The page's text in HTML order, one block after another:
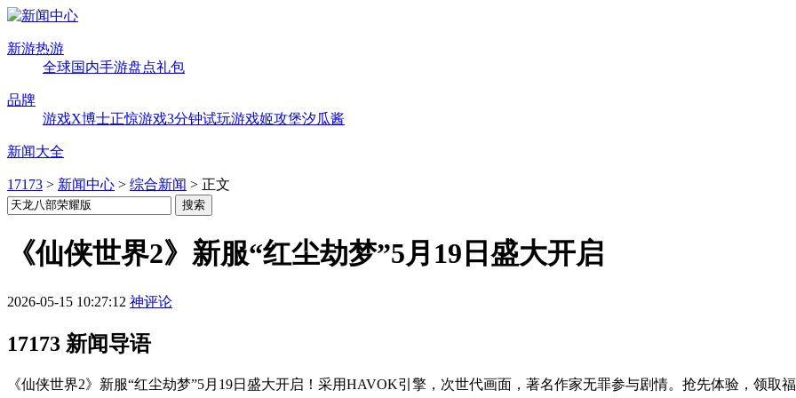
新游热游
全球国内手游盘点礼包
品牌
游戏X博士正惊游戏3分钟试玩游戏姬攻堡汐瓜酱
新闻大全
17173 > 新闻中心 > 综合新闻 > 正文
《仙侠世界2》新服“红尘劫梦”5月19日盛大开启
2026-05-15 10:27:12 神评论
17173 新闻导语
《仙侠世界2》新服“红尘劫梦”5月19日盛大开启！采用HAVOK引擎，次世代画面，著名作家无罪参与剧情。抢先体验，领取